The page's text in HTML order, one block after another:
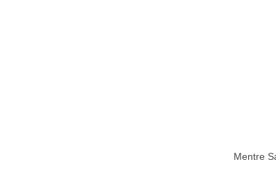
Mentre